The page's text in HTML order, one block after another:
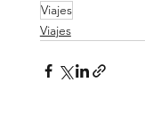
Viajes
Viajes